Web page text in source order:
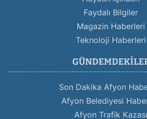
Faydalı Bilgiler
Magazin Haberleri
Teknoloji Haberleri
Son Dakika Afyon
Afyon Belediyesi
Afyon Trafik Kazası